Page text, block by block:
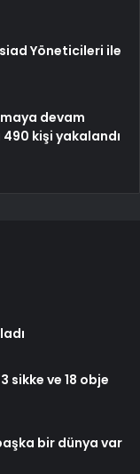
Yöneticileri ile
devam
kişi yakalandı
sikke ve 18 obje
bir dünya var